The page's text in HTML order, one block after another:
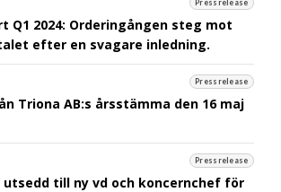
Pressrelease
Q1 2024: Orderingången steg mot
efter en svagare inledning.
Pressrelease
Triona AB:s årsstämma den 16 maj
Pressrelease
utsedd till ny vd och koncernchef för